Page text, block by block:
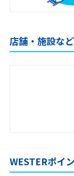
店舗・施設な
WESTERポイ